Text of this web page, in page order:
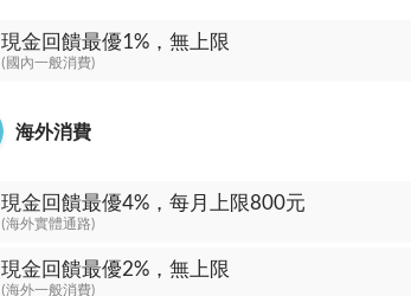
現金回饋最優1%，無上限
(國內一般消費)
海外消費
現金回饋最優4%，每月上限800元
(海外實體通路)
現金回饋最優2%，無上限
(海外一般消費)